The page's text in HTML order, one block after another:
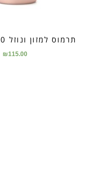
תרמוס למזון ונוזל 500 מ"ל ורוד
₪115.00